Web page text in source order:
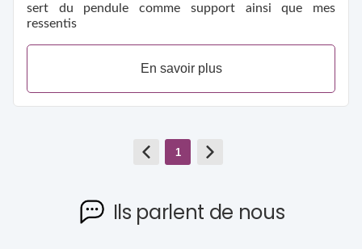
sert du pendule comme support ainsi que mes
ressentis
En savoir plus
1
Ils parlent de nous